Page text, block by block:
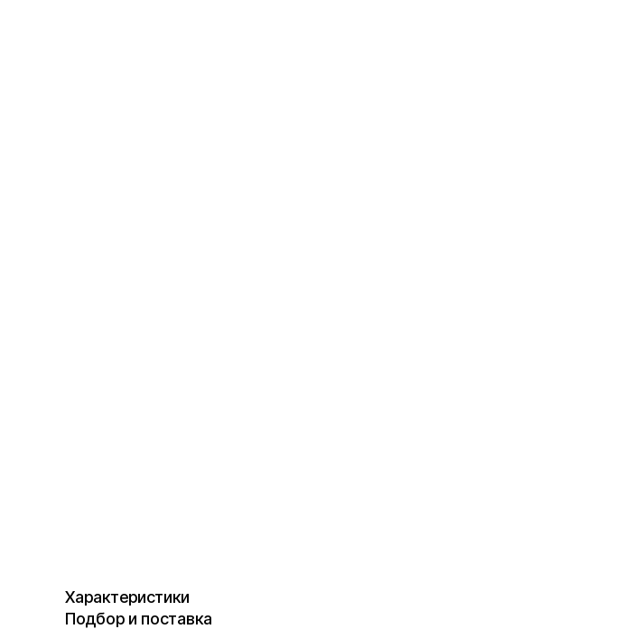
Характеристики
Подбор и поставка